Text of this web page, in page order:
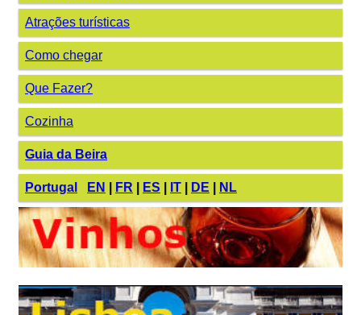
Atrações turísticas
Como chegar
Que Fazer?
Cozinha
Guia da Beira
Portugal EN FR ES IT DE NL